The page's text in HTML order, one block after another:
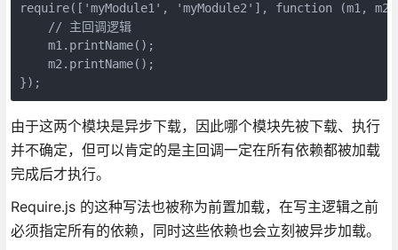
require(['myModule1', 'myModule2'], function (m1,
    // 主回调逻辑
    m1.printName();
    m2.printName();
});
由于这两个模块是异步下载，因此哪个模块先被下载、执行
并不确定，但可以肯定的是主回调一定在所有依赖都被加载
完成后才执行。
Require.js 的这种写法也被称为前置加载，在写主逻辑之前
必须指定所有的依赖，同时这些依赖也会立刻被异步加载。